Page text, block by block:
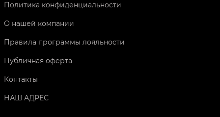
Политика конфиденциальности
О нашей компании
Правила программы лояльности
Публичная оферта
Контакты
НАШ АДРЕС